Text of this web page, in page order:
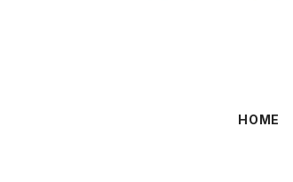
HOME